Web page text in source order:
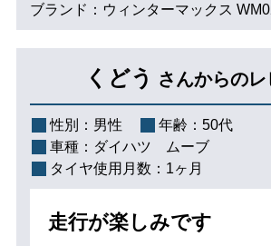
ブランド：ウィンターマックス
くどう さんからのレ
性別： 男性 年齢： 50代
車種： ダイハツ ムーブ
タイヤ使用月数： 1ヶ月
走行が楽しみです